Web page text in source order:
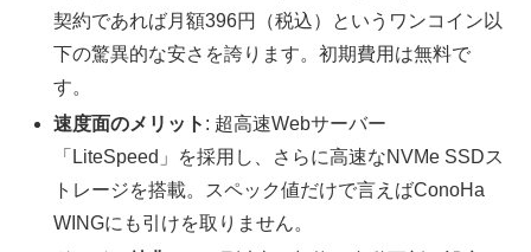
契約であれば月額396円（税込）というワンコイン以
下の驚異的な安さを誇ります。初期費用は無料で
す。
速度面のメリット : 超高速Webサーバー
「LiteSpeed」を採用し、さらに高速なNVMe SSDス
トレージを搭載。スペック値だけで言えばConoHa
WINGにも引けを取りません。